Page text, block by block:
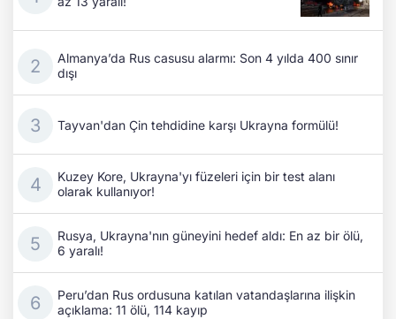
Almanya’da Rus casusu alarmı: Son 4 yılda 400 sınır
dışı
Tayvan'dan Çin tehdidine karşı Ukrayna formülü!
Kuzey Kore, Ukrayna'yı füzeleri için bir test alanı
olarak kullanıyor!
Rusya, Ukrayna'nın güneyini hedef aldı: En az bir ölü,
6 yaralı!
Peru’dan Rus ordusuna katılan vatandaşlarına ilişkin
açıklama: 11 ölü, 114 kayıp